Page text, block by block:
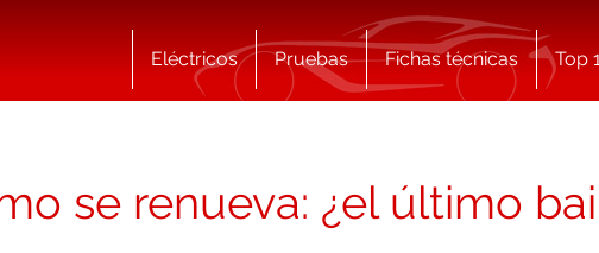
Eléctricos Pruebas Fichas técnicas Top
se renueva: ¿el último